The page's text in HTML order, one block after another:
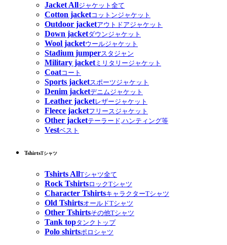
Jacket Allジャケット全て
Cotton jacketコットンジャケット
Outdoor jacketアウトドアジャケット
Down jacketダウンジャケット
Wool jacketウールジャケット
Stadium jumperスタジャン
Military jacketミリタリージャケット
Coatコート
Sports jacketスポーツジャケット
Denim jacketデニムジャケット
Leather jacketレザージャケット
Fleece jacketフリースジャケット
Other jacketテーラード,ハンティング等
Vestベスト
TshirtsTシャツ
Tshirts AllTシャツ全て
Rock TshirtsロックTシャツ
Character TshirtsキャラクターTシャツ
Old TshirtsオールドTシャツ
Other Tshirtsその他Tシャツ
Tank topタンクトップ
Polo shirtsポロシャツ